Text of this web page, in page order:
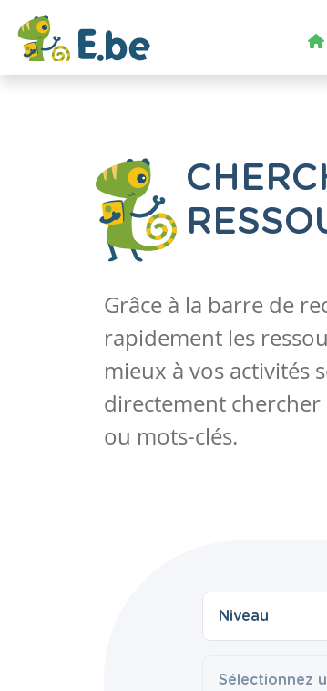
Grâce à la barre de
rapidement les
mieux à vos activités
directement chercher
ou mots-clés.